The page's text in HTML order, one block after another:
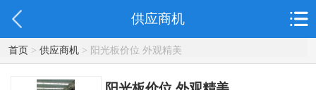
供应商机
首页> 供应商机> 阳光板价位 外观精美